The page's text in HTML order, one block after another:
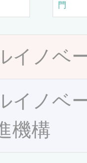
門
イノベ
イノベ
機構